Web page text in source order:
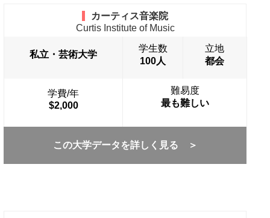
カーティス音楽院
Curtis Institute of Music
私立・芸術大学
学生数
100人
立地
都会
学費/年
$2,000
難易度
最も難しい
この大学データを詳しく見る ＞